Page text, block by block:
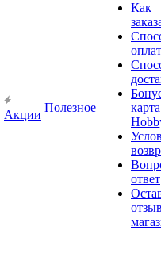
Акции
Полезное
Как
карта
ответ